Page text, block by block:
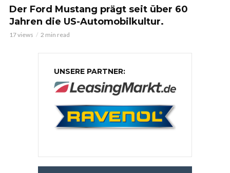
Der Ford Mustang prägt seit über 60
Jahren die US-Automobilkultur.
17 views 2 min read
UNSERE PARTNER: